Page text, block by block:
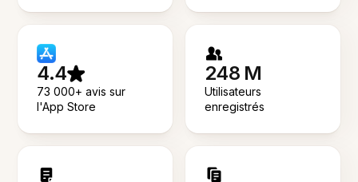
4.4
73 000+ avis sur
l'App Store
248 M
Utilisateurs
enregistrés